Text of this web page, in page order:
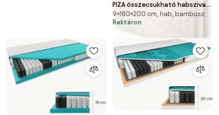
PIZA összecsukható habszivacs
matrac világos ekrü
9×180×200 cm, hab, bambusz
Raktáron